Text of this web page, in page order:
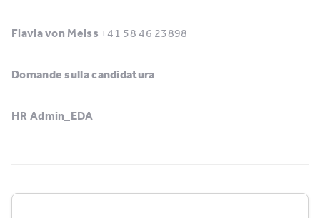
Flavia von Meiss +41 58 46 23898
Domande sulla candidatura
HR Admin_EDA